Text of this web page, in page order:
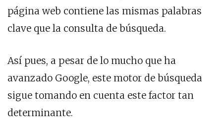
página web contiene las mismas palabras
clave que la consulta de búsqueda.
Así pues, a pesar de lo mucho que ha
avanzado Google, este motor de búsqueda
sigue tomando en cuenta este factor tan
determinante.